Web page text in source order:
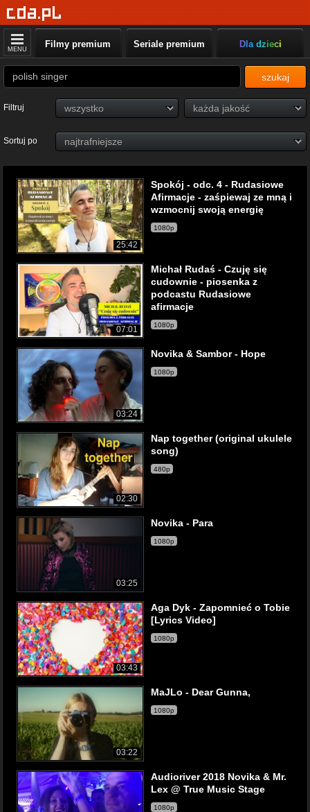
MENU Filmy premium Seriale premium Dla dzieci
szukaj
Filtruj
Sortuj po
25:42
Spokój - odc. 4 - Rudasiowe
Afirmacje - zaśpiewaj ze mną i
wzmocnij swoją energię
1080p
07:01
Michał Rudaś - Czuję się
cudownie - piosenka z
podcastu Rudasiowe
afirmacje
1080p
03:24
Novika & Sambor - Hope
1080p
02:30
Nap together (original ukulele
song)
480p
03:25
Novika - Para
1080p
03:43
Aga Dyk - Zapomnieć o Tobie
[Lyrics Video]
1080p
03:22
MaJLo - Dear Gunna,
1080p
Audioriver 2018 Novika & Mr.
Lex @ True Music Stage
1080p